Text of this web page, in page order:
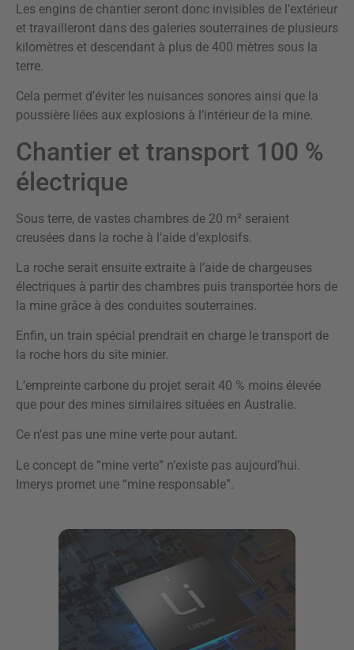
Les engins de chantier seront donc invisibles de l’extérieur
et travailleront dans des galeries souterraines de plusieurs
kilomètres et descendant à plus de 400 mètres sous la
terre.
Cela permet d’éviter les nuisances sonores ainsi que la
poussière liées aux explosions à l’intérieur de la mine.
Chantier et transport 100 %
électrique
Sous terre, de vastes chambres de 20 m² seraient
creusées dans la roche à l’aide d’explosifs.
La roche serait ensuite extraite à l’aide de chargeuses
électriques à partir des chambres puis transportée hors de
la mine grâce à des conduites souterraines.
Enfin, un train spécial prendrait en charge le transport de
la roche hors du site minier.
L’empreinte carbone du projet serait 40 % moins élevée
que pour des mines similaires situées en Australie.
Ce n’est pas une mine verte pour autant.
Le concept de “mine verte” n’existe pas aujourd’hui.
Imerys promet une “mine responsable”.